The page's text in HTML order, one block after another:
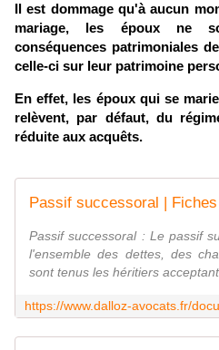
Il est dommage qu'à aucun
mariage, les époux ne
conséquences patrimoniales
celle-ci sur leur patrimoine
En effet, les époux qui se
relèvent, par défaut, du
réduite aux acquêts.
Passif successoral : Le passif
l'ensemble des dettes, des
sont tenus les héritiers